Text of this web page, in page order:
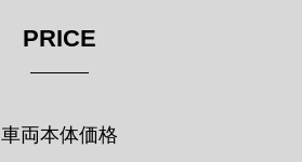
PRICE
車両本体価格